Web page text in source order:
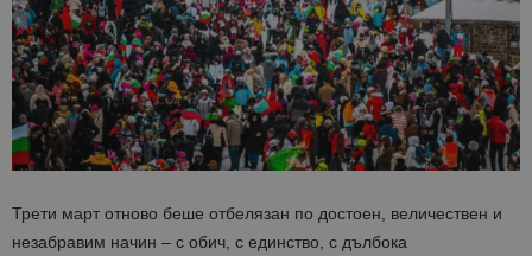
Трети март отново беше отбелязан по достоен, величествен и
незабравим начин – с обич, с единство, с дълбока